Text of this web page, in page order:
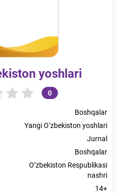
yoshlari
0
Boshqalar
Yangi O‘zbekiston yoshlari
Jurnal
Boshqalar
O’zbekiston Respublikasi
nashri
14+